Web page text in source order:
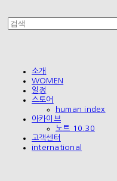
소개
WOMEN
일정
스토어
human index
아카이브
노트 10.30
고객센터
international